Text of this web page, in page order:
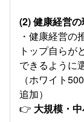
(2) 健康経営
・健康経営の
トップ自らが
できるように
（ホワイト
追加）
👉 大規模・